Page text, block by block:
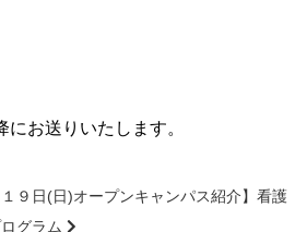
お送りいたします。
１９日(日)オープンキャンパス紹介】看護
グラム